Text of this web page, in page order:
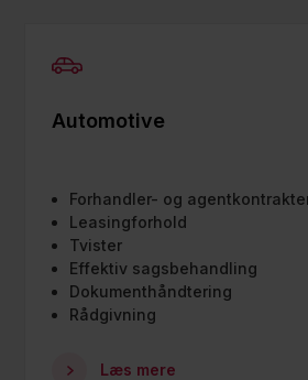
Automotive
Forhandler- og
Leasingforhold
Tvister
Effektiv sagsbehandling
Dokumenthåndtering
Rådgivning
Læs mere